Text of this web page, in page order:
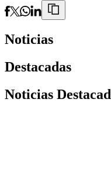
Noticias
Destacadas
Noticias